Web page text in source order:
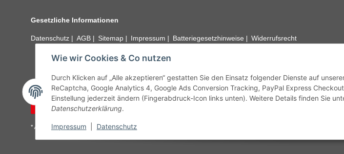
Wie wir Cookies & Co nutzen
Durch Klicken auf „Alle akzeptieren“ gestatten Sie den Einsatz folgender Dienste auf
ReCaptcha, Google Analytics 4, Google Ads Conversion Tracking, PayPal Express
Einstellung jederzeit ändern (Fingerabdruck-Icon links unten). Weitere Details finden Sie
Datenschutzerklärung.
Impressum Datenschutz
Gesetzliche Informationen
Datenschutz AGB Sitemap Impressum Batteriegesetzhinweise Widerrufsrecht
unseren Kundenservice. Abbildungen der Artikel
Vertrag widerrufen
* Alle Preise inkl. gesetzlicher USt., zzgl.